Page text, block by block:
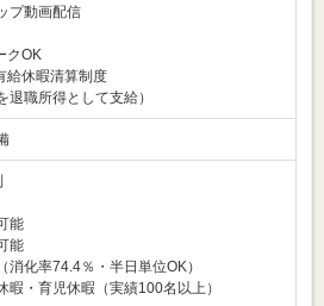
プ動画配信
クOK
給休暇清算制度
退職所得として支給）
能
能
化率74.4％・半日単位OK）
・育児休暇（実績100名以上）